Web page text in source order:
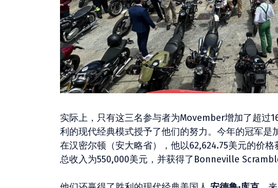
实际上，只有这三名参与者为Movember增加了超过
利的现代经典模式授予了他们的努力。今年的冠军是
在汉密尔顿（安大略省），他以62,624.75美元的价
总收入为550,000美元，并获得了Bonneville